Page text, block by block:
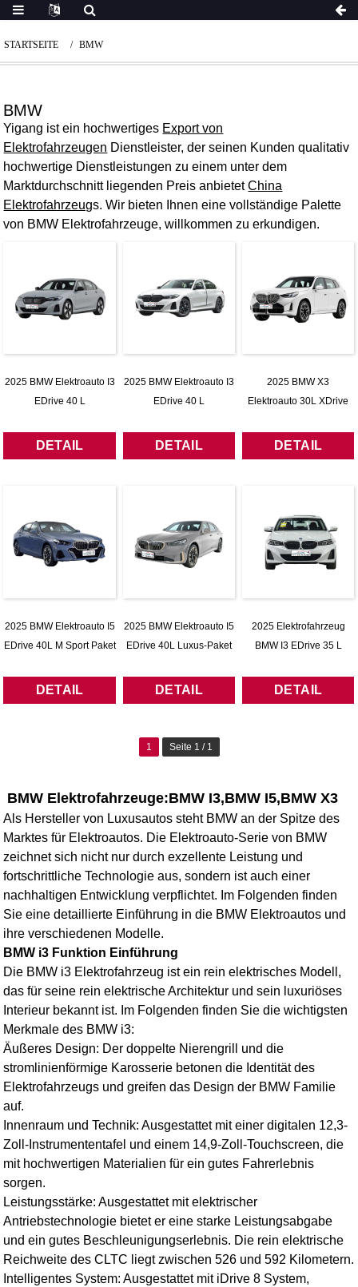
STARTSEITE BMW
BMW
Yigang ist ein hochwertiges Export von
Elektrofahrzeugen Dienstleister, der seinen Kunden qualitativ
hochwertige Dienstleistungen zu einem unter dem
Marktdurchschnitt liegenden Preis anbietetChina
Elektrofahrzeugs. Wir bieten Ihnen eine vollständige Palette
von BMW Elektrofahrzeuge, willkommen zu erkundigen.
2025 BMW Elektroauto I3
EDrive 40 L
DETAIL
2025 BMW Elektroauto I3
EDrive 40 L
DETAIL
2025 BMW X3
Elektroauto 30L XDrive
DETAIL
2025 BMW Elektroauto I5
EDrive 40L M Sport Paket
DETAIL
2025 BMW Elektroauto I5
EDrive 40L Luxus-Paket
DETAIL
2025 Elektrofahrzeug
BMW I3 EDrive 35 L
DETAIL
1 Seite 1 / 1
BMW Elektrofahrzeuge:BMW I3,BMW I5,BMW X3
Als Hersteller von Luxusautos steht BMW an der Spitze des
Marktes für Elektroautos. Die Elektroauto-Serie von BMW
zeichnet sich nicht nur durch exzellente Leistung und
fortschrittliche Technologie aus, sondern ist auch einer
nachhaltigen Entwicklung verpflichtet. Im Folgenden finden
Sie eine detaillierte Einführung in die BMW Elektroautos und
ihre verschiedenen Modelle.
BMW i3 Funktion Einführung
Die BMW i3 Elektrofahrzeug ist ein rein elektrisches Modell,
das für seine rein elektrische Architektur und sein luxuriöses
Interieur bekannt ist. Im Folgenden finden Sie die wichtigsten
Merkmale des BMW i3:
Äußeres Design: Der doppelte Nierengrill und die
stromlinienförmige Karosserie betonen die Identität des
Elektrofahrzeugs und greifen das Design der BMW Familie
auf.
Innenraum und Technik: Ausgestattet mit einer digitalen 12,3-
Zoll-Instrumententafel und einem 14,9-Zoll-Touchscreen, die
mit hochwertigen Materialien für ein gutes Fahrerlebnis
sorgen.
Leistungsstärke: Ausgestattet mit elektrischer
Antriebstechnologie bietet er eine starke Leistungsabgabe
und ein gutes Beschleunigungserlebnis. Die rein elektrische
Reichweite des CLTC liegt zwischen 526 und 592 Kilometern.
Intelligentes System: Ausgestattet mit iDrive 8 System,